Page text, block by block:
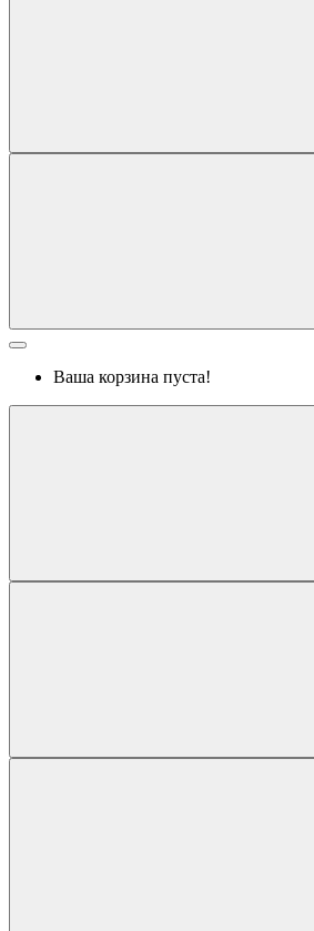
Ваша корзина пуста!